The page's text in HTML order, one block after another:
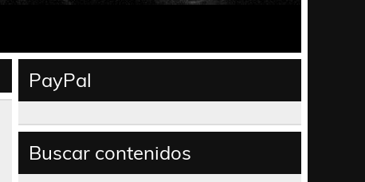
PayPal
Buscar contenidos